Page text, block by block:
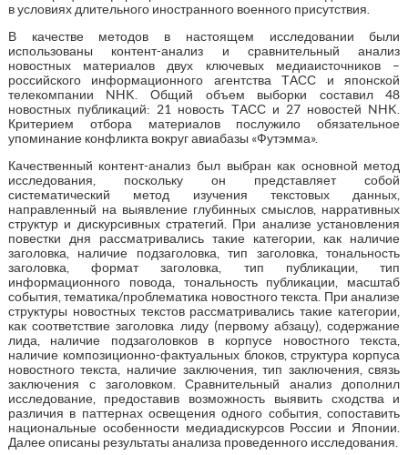
в условиях длительного иностранного военного присутствия.
В качестве методов в настоящем исследовании были
использованы контент-анализ и сравнительный анализ
новостных материалов двух ключевых медиаисточников –
российского информационного агентства ТАСС и японской
телекомпании NHK. Общий объем выборки составил 48
новостных публикаций: 21 новость ТАСС и 27 новостей NHK.
Критерием отбора материалов послужило обязательное
упоминание конфликта вокруг авиабазы «Футэмма».
Качественный контент-анализ был выбран как основной метод
исследования, поскольку он представляет собой
систематический метод изучения текстовых данных,
направленный на выявление глубинных смыслов, нарративных
структур и дискурсивных стратегий. При анализе установления
повестки дня рассматривались такие категории, как наличие
заголовка, наличие подзаголовка, тип заголовка, тональность
заголовка, формат заголовка, тип публикации, тип
информационного повода, тональность публикации, масштаб
события, тематика/проблематика новостного текста. При анализе
структуры новостных текстов рассматривались такие категории,
как соответствие заголовка лиду (первому абзацу), содержание
лида, наличие подзаголовков в корпусе новостного текста,
наличие композиционно-фактуальных блоков, структура корпуса
новостного текста, наличие заключения, тип заключения, связь
заключения с заголовком. Сравнительный анализ дополнил
исследование, предоставив возможность выявить сходства и
различия в паттернах освещения одного события, сопоставить
национальные особенности медиадискурсов России и Японии.
Далее описаны результаты анализа проведенного исследования.